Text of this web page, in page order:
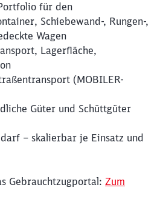
für den
Schiebewand-, Rungen-,
Wagen
Lagerfläche,
(MOBILER-
Güter und Schüttgüter
– skalierbar je Einsatz und
Gebrauchtzugportal: Zum